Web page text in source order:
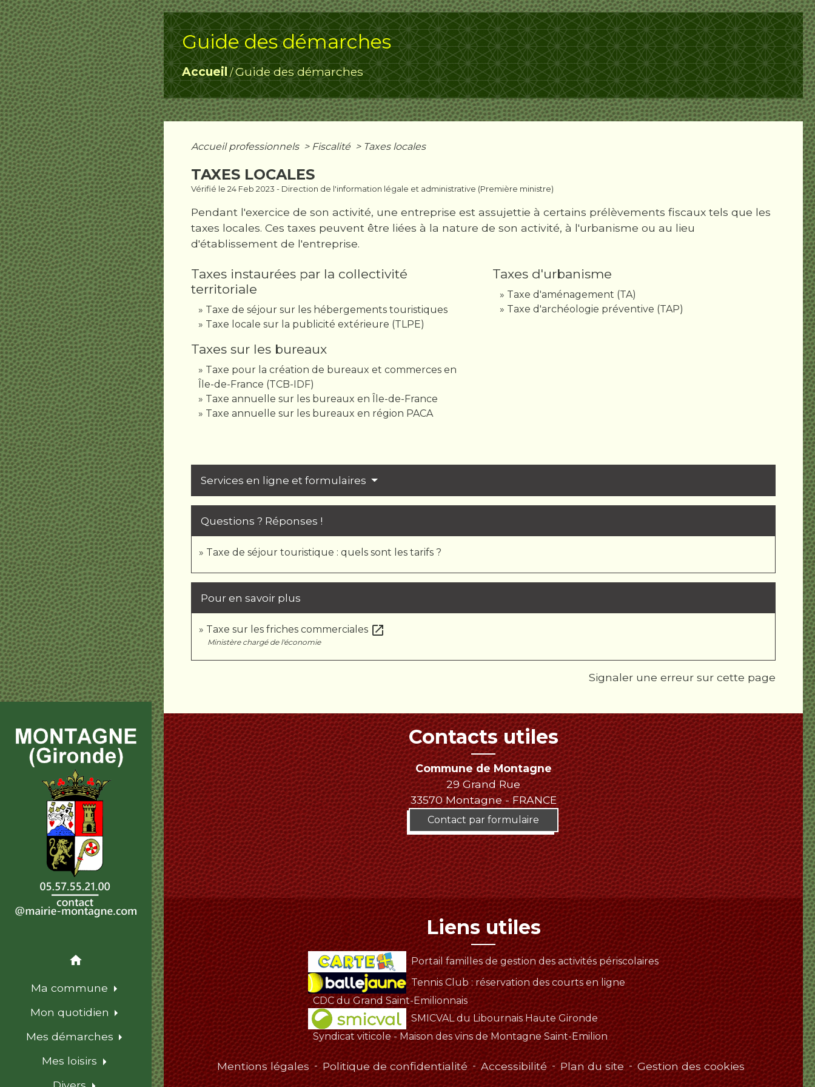
home
Ma commune
Mon quotidien
Mes démarches
Mes loisirs
Guide des démarches
Accueil/Guide des démarches
Accueil professionnels > Fiscalité > Taxes locales
TAXES LOCALES
Vérifié le 24 Feb 2023 - Direction de l'information légale et administrative (Première ministre)
Pendant l'exercice de son activité, une entreprise est assujettie à certains prélèvements fiscaux tels que les
taxes locales. Ces taxes peuvent être liées à la nature de son activité, à l'urbanisme ou au lieu
d'établissement de l'entreprise.
Taxes instaurées par la collectivité
territoriale
Taxe de séjour sur les hébergements touristiques
Taxe locale sur la publicité extérieure (TLPE)
Taxes d'urbanisme
Taxe d'aménagement (TA)
Taxe d'archéologie préventive (TAP)
Taxes sur les bureaux
Taxe pour la création de bureaux et commerces en
Île-de-France (TCB-IDF)
Taxe annuelle sur les bureaux en Île-de-France
Taxe annuelle sur les bureaux en région PACA
Services en ligne et formulaires
Questions ? Réponses !
Taxe de séjour touristique : quels sont les tarifs ?
Pour en savoir plus
Taxe sur les friches commerciales open_in_new
Ministère chargé de l'économie
Signaler une erreur sur cette page
Contacts utiles
Commune de Montagne
29 Grand Rue
33570 Montagne - FRANCE
Contact par formulaire
Liens utiles
Portail familles de gestion des activités périscolaires
Tennis Club : réservation des courts en ligne
CDC du Grand Saint-Emilionnais
SMICVAL du Libournais Haute Gironde
Syndicat viticole - Maison des vins de Montagne Saint-Emilion
Mentions légales - Politique de confidentialité - Accessibilité - Plan du site - Gestion des cookies